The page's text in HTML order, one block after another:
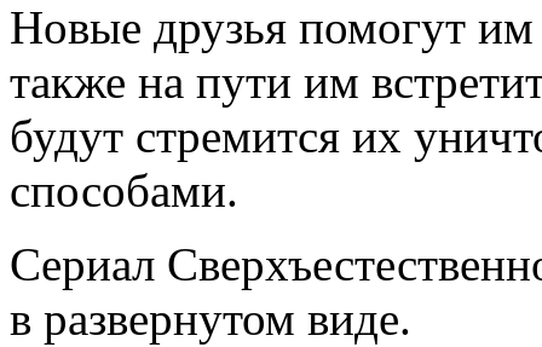
Новые друзья помогут
также на пути им
будут стремится их
способами.
Сериал
в развернутом виде.